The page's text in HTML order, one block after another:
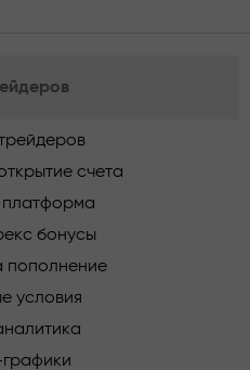
счета
платформа
бонусы
пополнение
условия